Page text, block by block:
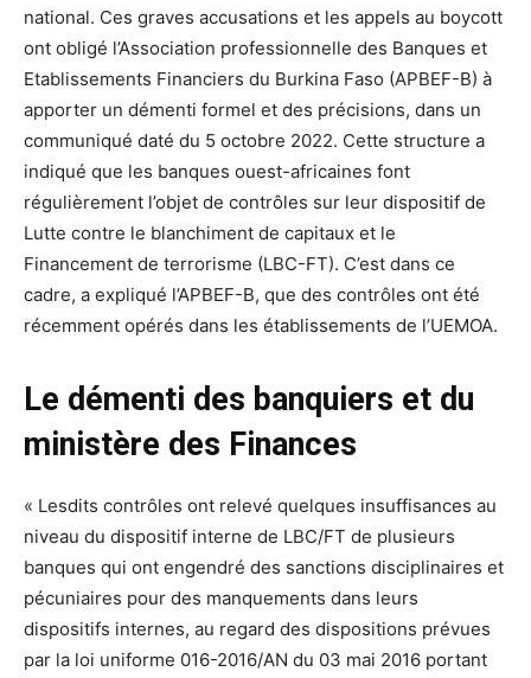
national. Ces graves accusations et les appels au boycott
ont obligé l’Association professionnelle des Banques et
Etablissements Financiers du Burkina Faso (APBEF-B) à
apporter un démenti formel et des précisions, dans un
communiqué daté du 5 octobre 2022. Cette structure a
indiqué que les banques ouest-africaines font
régulièrement l’objet de contrôles sur leur dispositif de
Lutte contre le blanchiment de capitaux et le
Financement de terrorisme (LBC-FT). C’est dans ce
cadre, a expliqué l’APBEF-B, que des contrôles ont été
récemment opérés dans les établissements de l’UEMOA.
Le démenti des banquiers et du
ministère des Finances
« Lesdits contrôles ont relevé quelques insuffisances au
niveau du dispositif interne de LBC/FT de plusieurs
banques qui ont engendré des sanctions disciplinaires et
pécuniaires pour des manquements dans leurs
dispositifs internes, au regard des dispositions prévues
par la loi uniforme 016-2016/AN du 03 mai 2016 portant